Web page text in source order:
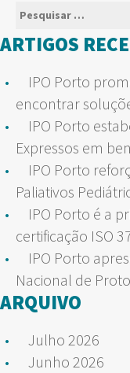
ARTIGOS
Pesquisar
por:
ARTIGOS
IPO Porto
encontrar
IPO Porto
Expressos em
IPO Porto
Paliativos
IPO Porto é a
certificação ISO
IPO Porto
Nacional de
ARQUIVO
Julho 2026
Junho 2026